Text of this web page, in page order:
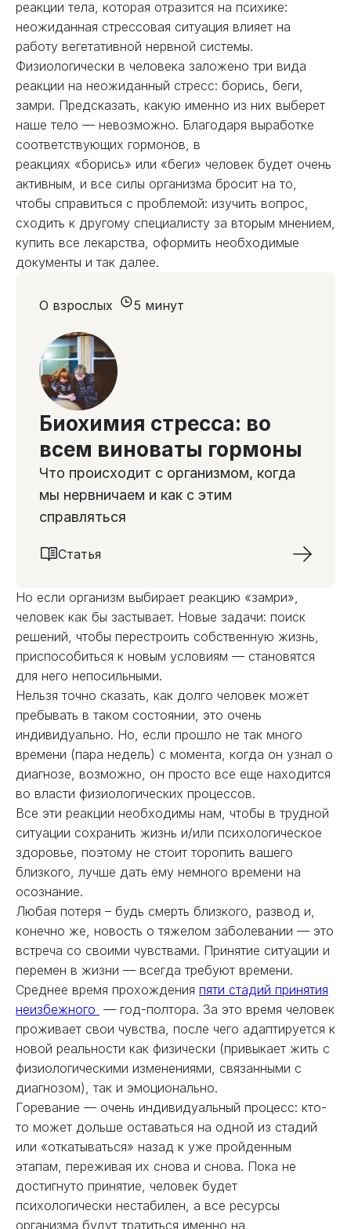
реакции тела, которая отразится на психике:
неожиданная стрессовая ситуация влияет на
работу вегетативной нервной системы.
Физиологически в человека заложено три вида
реакции на неожиданный стресс: борись, беги,
замри. Предсказать, какую именно из них выберет
наше тело — невозможно. Благодаря выработке
соответствующих гормонов, в
реакциях «борись» или «беги» человек будет очень
активным, и все силы организма бросит на то,
чтобы справиться с проблемой: изучить вопрос,
сходить к другому специалисту за вторым мнением,
купить все лекарства, оформить необходимые
документы и так далее.
Биохимия стресса: во
всем виноваты гормоны
Что происходит с организмом, когда
мы нервничаем и как с этим
справляться
О взрослых
Статья
5 минут
Но если организм выбирает реакцию «замри»,
человек как бы застывает. Новые задачи: поиск
решений, чтобы перестроить собственную жизнь,
приспособиться к новым условиям — становятся
для него непосильными.
Нельзя точно сказать, как долго человек может
пребывать в таком состоянии, это очень
индивидуально. Но, если прошло не так много
времени (пара недель) с момента, когда он узнал о
диагнозе, возможно, он просто все еще находится
во власти физиологических процессов.
Все эти реакции необходимы нам, чтобы в трудной
ситуации сохранить жизнь и/или психологическое
здоровье, поэтому не стоит торопить вашего
близкого, лучше дать ему немного времени на
осознание.
Любая потеря – будь смерть близкого, развод и,
конечно же, новость о тяжелом заболевании — это
встреча со своими чувствами. Принятие ситуации и
перемен в жизни — всегда требуют времени.
Среднее время прохождения пяти стадий принятия
неизбежного — год-полтора. За это время человек
проживает свои чувства, после чего адаптируется к
новой реальности как физически (привыкает жить с
физиологическими изменениями, связанными с
диагнозом), так и эмоционально.
Горевание — очень индивидуальный процесс: кто-
то может дольше оставаться на одной из стадий
или «откатываться» назад к уже пройденным
этапам, переживая их снова и снова. Пока не
достигнуто принятие, человек будет
психологически нестабилен, а все ресурсы
организма будут тратиться именно на